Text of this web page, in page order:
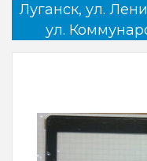
Луганск, ул.
ул.